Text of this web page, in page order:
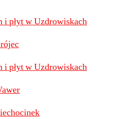
i płyt w Uzdrowiskach
i płyt w Uzdrowiskach